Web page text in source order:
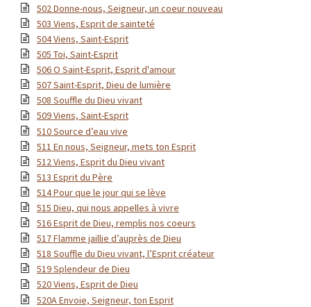
502 Donne-nous, Seigneur, un coeur nouveau
503 Viens, Esprit de sainteté
504 Viens, Saint-Esprit
505 Toi, Saint-Esprit
506 O Saint-Esprit, Esprit d'amour
507 Saint-Esprit, Dieu de lumière
508 Souffle du Dieu vivant
509 Viens, Saint-Esprit
510 Source d’eau vive
511 En nous, Seigneur, mets ton Esprit
512 Viens, Esprit du Dieu vivant
513 Esprit du Père
514 Pour que le jour qui se lève
515 Dieu, qui nous appelles à vivre
516 Esprit de Dieu, remplis nos coeurs
517 Flamme jaillie d’auprès de Dieu
518 Souffle du Dieu vivant, l’Esprit créateur
519 Splendeur de Dieu
520 Viens, Esprit de Dieu
520A Envoie, Seigneur, ton Esprit